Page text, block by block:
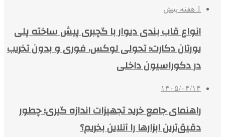
1 هفته پیش
انواع قاب بندی دیوار با گچبری پیش ساخته پلی
یورتان دکارت؛ تحولی لوکس، فوری و بدون تخریب
در دکوراسیون داخلی
۱۴۰۵/۰۴/۱۴
راهنمای جامع خرید تجهیزات اندازه گیری؛ چطور
دقیق‌ترین ابزارها را آنلاین بخریم؟